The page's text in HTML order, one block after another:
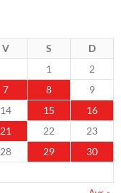
V S
D
1
2
7 8
9
14 15
16
21 22
23
28 29
30